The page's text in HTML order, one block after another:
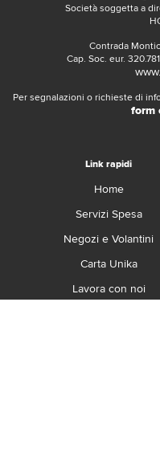
Società soggetta a
Contrada
Cap. Soc. eur.
Per segnalazioni o richieste di
form
Link rapidi
Home
Servizi Spesa
Negozi e Volantini
Carta Unika
Lavora con noi